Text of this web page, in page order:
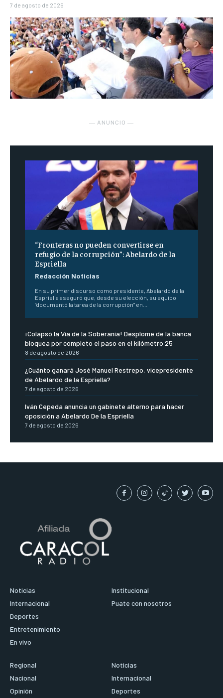
7 de agosto de 2026
― ANUNCIO ―
“Fronteras no pueden convertirse en
refugio de la corrupción”: Abelardo de la
Espriella
Redacción Noticias
En su primer discurso como presidente, Abelardo de la
Espriella aseguró que, desde su elección, su equipo
“documentó la tarea de la corrupción” en...
¡Colapsó la Vía de la Soberanía! Desplome de la banca
bloquea por completo el paso en el kilómetro 25
8 de agosto de 2026
¿Cuánto ganará José Manuel Restrepo, vicepresidente
de Abelardo de la Espriella?
7 de agosto de 2026
Iván Cepeda anuncia un gabinete alterno para hacer
oposición a Abelardo De la Espriella
7 de agosto de 2026
Noticias
Internacional
Deportes
Entretenimiento
En vivo
Institucional
Puate con nosotros
Regional
Nacional
Opinión
Noticias
Internacional
Deportes